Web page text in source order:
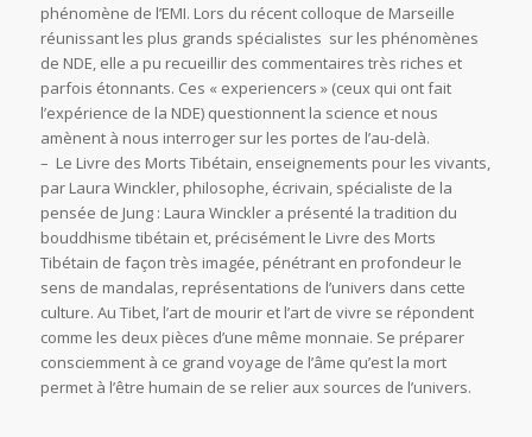
phénomène de l’EMI. Lors du récent colloque de Marseille
réunissant les plus grands spécialistes sur les phénomènes
de NDE, elle a pu recueillir des commentaires très riches et
parfois étonnants. Ces « experiencers » (ceux qui ont fait
l’expérience de la NDE) questionnent la science et nous
amènent à nous interroger sur les portes de l’au-delà.
– Le Livre des Morts Tibétain, enseignements pour les vivants,
par Laura Winckler, philosophe, écrivain, spécialiste de la
pensée de Jung : Laura Winckler a présenté la tradition du
bouddhisme tibétain et, précisément le Livre des Morts
Tibétain de façon très imagée, pénétrant en profondeur le
sens de mandalas, représentations de l’univers dans cette
culture. Au Tibet, l’art de mourir et l’art de vivre se répondent
comme les deux pièces d’une même monnaie. Se préparer
consciemment à ce grand voyage de l’âme qu’est la mort
permet à l’être humain de se relier aux sources de l’univers.